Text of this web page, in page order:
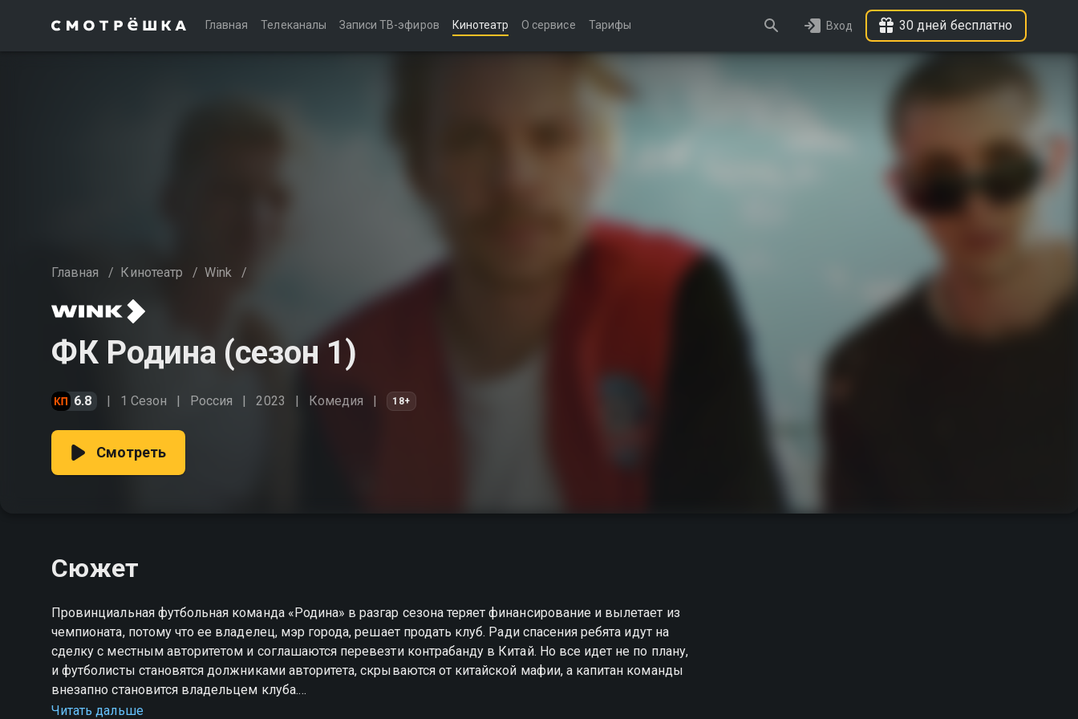
Главная Телеканалы Записи ТВ-эфиров Кинотеатр О сервисе Тарифы Вход 30 дней бесплатно
Главная / Кинотеатр / Wink /
ФК Родина (сезон 1)
6.8 1 Сезон Россия 2023 Комедия 18+
Смотреть
Сюжет
Провинциальная футбольная команда «Родина» в разгар сезона теряет финансирование и вылетает из
чемпионата, потому что ее владелец, мэр города, решает продать клуб. Ради спасения ребята идут на
сделку с местным авторитетом и соглашаются перевезти контрабанду в Китай. Но все идет не по плану,
и футболисты становятся должниками авторитета, скрываются от китайской мафии, а капитан команды
внезапно становится владельцем клуба.
Читать дальше